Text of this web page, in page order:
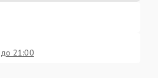
21:00